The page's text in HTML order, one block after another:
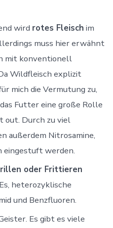
wird rotes Fleisch im
muss hier erwähnt
mit konventionell
Wildfleisch explizit
mich die Vermutung zu,
Futter eine große Rolle
out. Durch zu viel
außerdem Nitrosamine,
eingestuft werden.
oder Frittieren
heterozyklische
und Benzfluoren.
Es gibt es viele